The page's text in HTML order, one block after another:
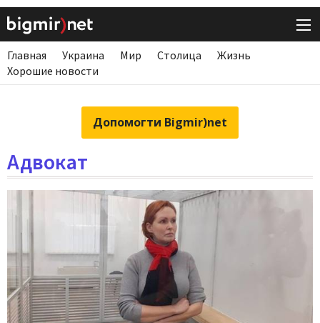
Главная Украина Мир Столица
Жизнь
Хорошие новости
Допомогти Bigmir)net
Адвокат